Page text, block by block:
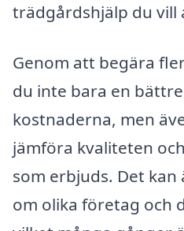
trädgårdshjälp du vill
Genom att begära
du inte bara en
kostnaderna, men
jämföra kvaliteten
som erbjuds. Det kan
om olika företag och